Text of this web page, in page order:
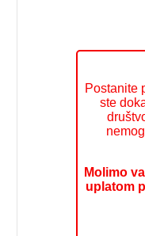
Postanite
ste
Molimo
uplatom